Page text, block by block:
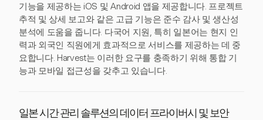
기능을 제공하는 iOS 및 Android 앱을 제공합니다. 프로젝트
추적 및 상세 보고와 같은 고급 기능은 준수 감사 및 생산성
분석에 도움을 줍니다. 다국어 지원, 특히 일본어는 현지 인
력과 외국인 직원에게 효과적으로 서비스를 제공하는 데 중
요합니다. Harvest는 이러한 요구를 충족하기 위해 통합 기
능과 모바일 접근성을 갖추고 있습니다.
일본 시간 관리 솔루션의 데이터 프라이버시 및 보안